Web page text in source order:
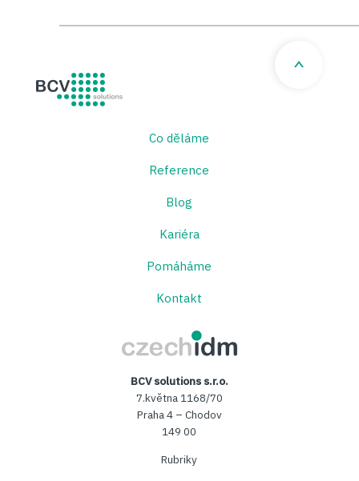
Co děláme
Reference
Blog
Kariéra
Pomáháme
Kontakt
BCV solutions s.r.o.
7.května 1168/70
Praha 4 – Chodov
149 00
Rubriky